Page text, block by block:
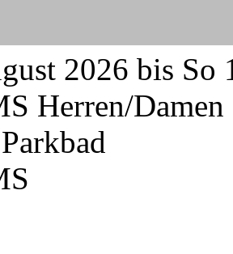
2026 bis
Herren/Damen